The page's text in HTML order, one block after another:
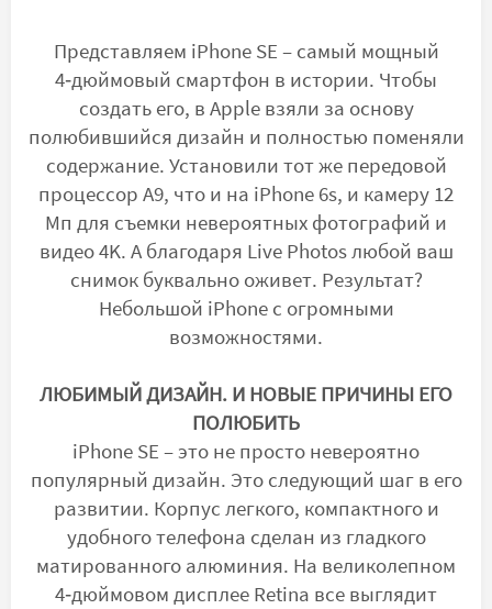
Представляем iPhone SE – самый мощный
4‑дюймовый смартфон в истории. Чтобы
создать его, в Apple взяли за основу
полюбившийся дизайн и полностью поменяли
содержание. Установили тот же передовой
процессор A9, что и на iPhone 6s, и камеру 12
Мп для съемки невероятных фотографий и
видео 4K. А благодаря Live Photos любой ваш
снимок буквально оживет. Результат?
Небольшой iPhone с огромными
возможностями.
ЛЮБИМЫЙ ДИЗАЙН. И НОВЫЕ ПРИЧИНЫ ЕГО
ПОЛЮБИТЬ
iPhone SE – это не просто невероятно
популярный дизайн. Это следующий шаг в его
развитии. Корпус легкого, компактного и
удобного телефона сделан из гладкого
матированного алюминия. На великолепном
4‑дюймовом дисплее Retina все выглядит